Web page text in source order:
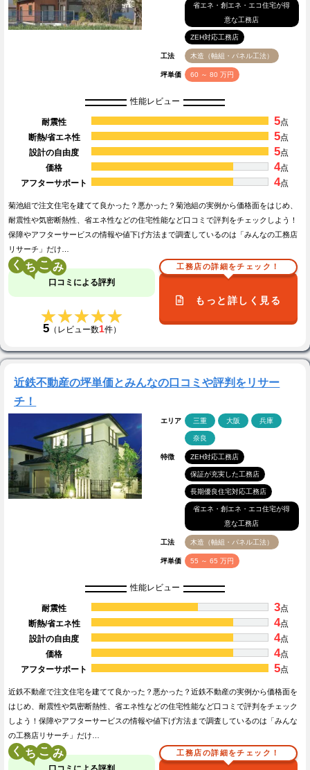
省エネ・創エネ・エコ住宅が得
意な工務店
ZEH対応工務店
工法 木造（軸組・パネル工法）
坪単価 60 ～ 80 万円
性能レビュー
耐震性 5点
断熱/省エネ性
5点
設計の自由度
5点
価格
4点
アフターサポート
4点
菊池組で注文住宅を建てて良かった？悪かった？菊池組の実例から価格面をはじめ、
耐震性や気密断熱性、省エネ性などの住宅性能など口コミで評判をチェックしよう！
保障やアフターサービスの情報や値下げ方法まで調査しているのは「みんなの工務店
リサーチ」だけ…
く こ
口コミによる評判
★★★★★
★★★★★
5（レビュー数1件）
工務店の詳細をチェック！
もっと詳しく見る
近鉄不動産の坪単価とみんなの口コミや評判をリサー
チ！
エリア 三重 大阪 兵庫
奈良
特徴 ZEH対応工務店
保証が充実した工務店
長期優良住宅対応工務店
省エネ・創エネ・エコ住宅が得
意な工務店
工法 木造（軸組・パネル工法）
坪単価 55 ～ 65 万円
性能レビュー
耐震性 3点
断熱/省エネ性
4点
設計の自由度
4点
価格
4点
アフターサポート
5点
近鉄不動産で注文住宅を建てて良かった？悪かった？近鉄不動産の実例から価格面を
はじめ、耐震性や気密断熱性、省エネ性などの住宅性能など口コミで評判をチェック
しよう！保障やアフターサービスの情報や値下げ方法まで調査しているのは「みんな
の工務店リサーチ」だけ…
く こ 工務店の詳細をチェック！